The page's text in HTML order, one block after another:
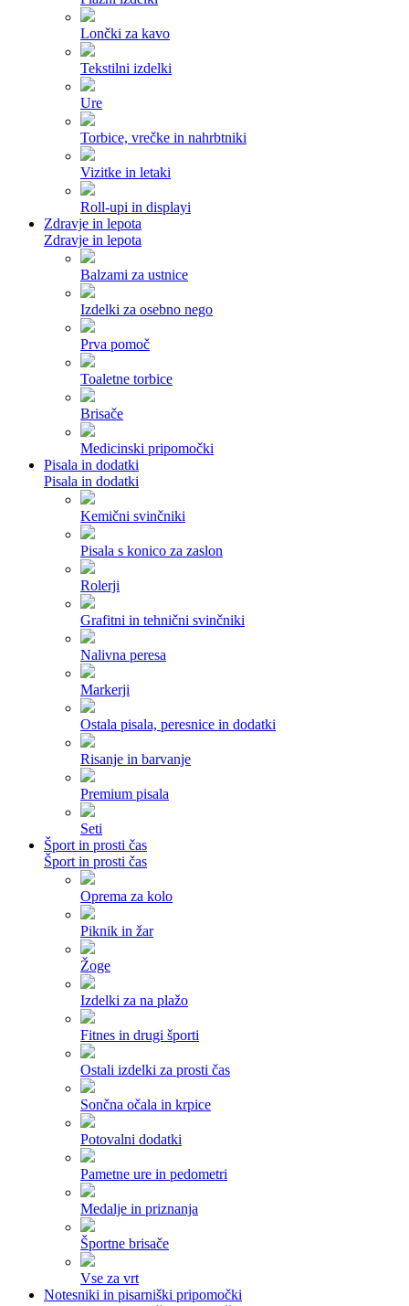
Lončki za kavo
Tekstilni izdelki
Ure
Torbice, vrečke in nahrbtniki
Vizitke in letaki
Roll-upi in displayi
Zdravje in lepota
Zdravje in lepota
Balzami za ustnice
Izdelki za osebno nego
Prva pomoč
Toaletne torbice
Brisače
Medicinski pripomočki
Pisala in dodatki
Pisala in dodatki
Kemični svinčniki
Pisala s konico za zaslon
Rolerji
Grafitni in tehnični svinčniki
Nalivna peresa
Markerji
Ostala pisala, peresnice in dodatki
Risanje in barvanje
Premium pisala
Seti
Šport in prosti čas
Šport in prosti čas
Oprema za kolo
Piknik in žar
Žoge
Izdelki za na plažo
Fitnes in drugi športi
Ostali izdelki za prosti čas
Sončna očala in krpice
Potovalni dodatki
Pametne ure in pedometri
Medalje in priznanja
Športne brisače
Vse za vrt
Notesniki in pisarniški pripomočki